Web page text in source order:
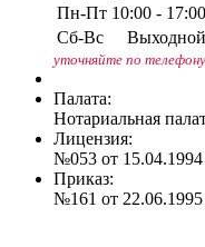
Пн-Пт 10:00 - 17:00
Сб-Вс
Выходной
уточняйте по телефону
Палата:
Нотариальная
Лицензия:
№053 от 15.04.1994
Приказ:
№161 от 22.06.1995